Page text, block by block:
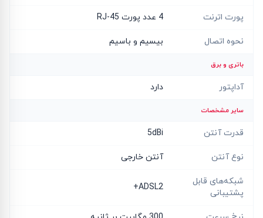
پورت اترنت 4 عدد پورت RJ-45
نحوه اتصال بیسیم و باسیم
باتری و برق
آداپتور دارد
سایر مشخصات
قدرت آنتن 5dBi
نوع آنتن آنتن خارجی
شبکه‌های قابل
پشتیبانی
ADSL2+